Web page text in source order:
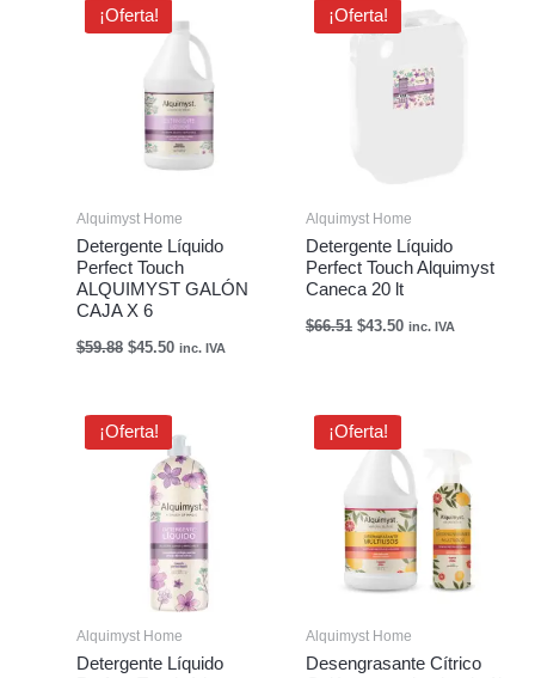
¡Oferta!
Alquimyst Home
Detergente Líquido
Perfect Touch
ALQUIMYST GALÓN
CAJA X 6
$59.88
precio
original
$45.50
precio
actual
es:
$45.50.
inc. IVA
¡Oferta!
Alquimyst Home
Detergente Líquido
Perfect Touch Alquimyst
Caneca 20 lt
$66.51
precio
original
$66.51.
$43.50
precio
$43.50.
inc. IVA
¡Oferta!
Alquimyst Home
Detergente Líquido
El
precio
original
$3.32.
El
precio
actual
es:
$2.88.
¡Oferta!
Alquimyst Home
Desengrasante Cítrico
El
precio
original
$15.00.
actual
es:
$13.00.